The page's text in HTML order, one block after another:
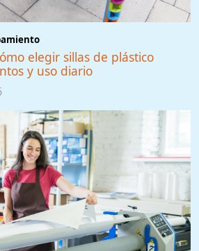
elegir sillas de plástico
y uso diario